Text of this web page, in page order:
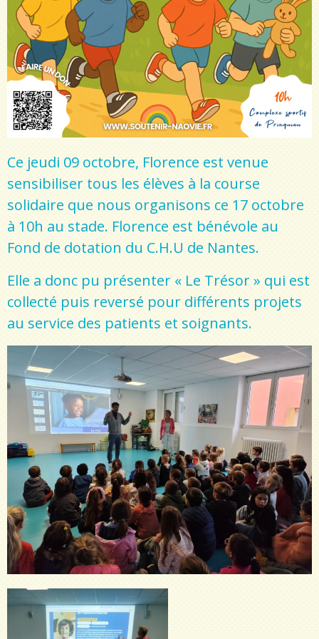
Ce jeudi 09 octobre, Florence est venue
sensibiliser tous les élèves à la course
solidaire que nous organisons ce 17 octobre
à 10h au stade. Florence est bénévole au
Fond de dotation du C.H.U de Nantes.
Elle a donc pu présenter « Le Trésor » qui est
collecté puis reversé pour différents projets
au service des patients et soignants.